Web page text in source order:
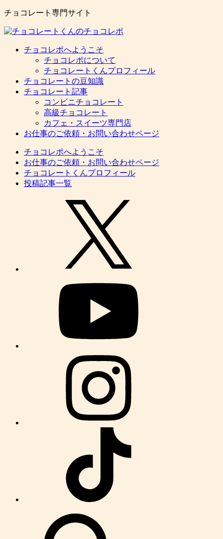
チョコレート専門サイト
チョコレポへようこそ
チョコレポについて
チョコレートくんプロフィール
チョコレートの豆知識
チョコレート記事
コンビニチョコレート
高級チョコレート
カフェ・スイーツ専門店
お仕事のご依頼・お問い合わせページ
チョコレポへようこそ
お仕事のご依頼・お問い合わせページ
チョコレートくんプロフィール
投稿記事一覧